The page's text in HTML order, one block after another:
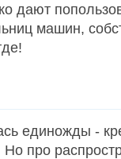
дают
машин,
единожды -
про